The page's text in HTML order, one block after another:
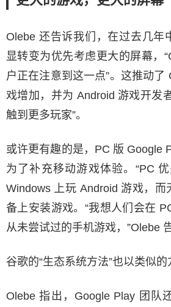
Olebe 还告诉我们，在过去几年
显转变为优先考虑更大的屏幕，
户正在注意到这一点”。这推动了
戏增加，并为 Android 游戏开发
触到更多玩家”。
或许更有趣的是，PC 版 Google
为了补充移动游戏体验。“PC
Windows 上玩 Android 游戏，而
备上安装游戏。“我想人们会在
从未尝试过的手机游戏，”Olebe
谷歌的“生态系统方法”也以类似的
Olebe 指出，Google Play 团队